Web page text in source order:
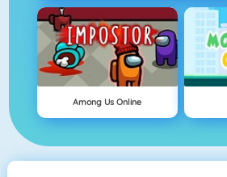
Among Us Online